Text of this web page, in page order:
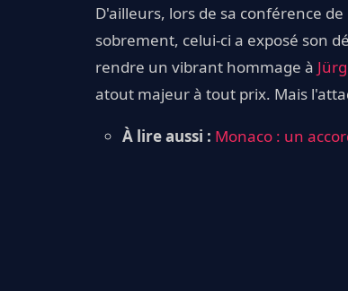
D'ailleurs, lors de sa conférence
sobrement, celui-ci a exposé son
rendre un vibrant hommage à
atout majeur à tout prix. Mais
À lire aussi : Monaco : un